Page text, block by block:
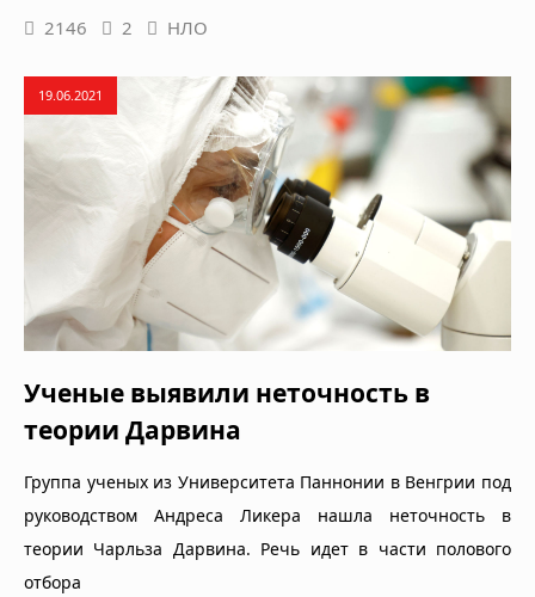
2146 2 НЛО
19.06.2021
Ученые выявили неточность в
теории Дарвина
Группа ученых из Университета Паннонии в Венгрии под
руководством Андреса Ликера нашла неточность в
теории Чарльза Дарвина. Речь идет в части полового
отбора